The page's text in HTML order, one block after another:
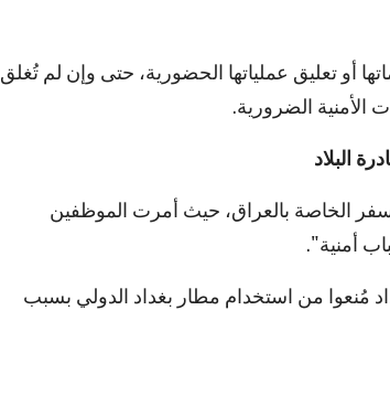
أو تعليق عملياتها الحضورية، حتى وإن لم تُغلق
الأمنية الضرورية.
البلاد
الخاصة بالعراق، حيث أمرت الموظفين
أمنية".
مُنعوا من استخدام مطار بغداد الدولي بسبب